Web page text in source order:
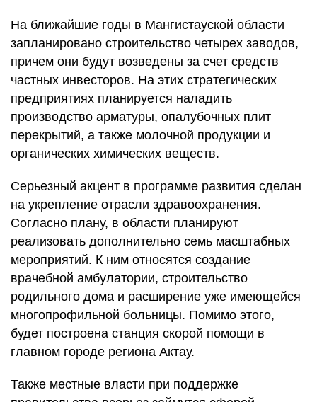
На ближайшие годы в Мангистауской области
запланировано строительство четырех заводов,
причем они будут возведены за счет средств
частных инвесторов. На этих стратегических
предприятиях планируется наладить
производство арматуры, опалубочных плит
перекрытий, а также молочной продукции и
органических химических веществ.
Серьезный акцент в программе развития сделан
на укрепление отрасли здравоохранения.
Согласно плану, в области планируют
реализовать дополнительно семь масштабных
мероприятий. К ним относятся создание
врачебной амбулатории, строительство
родильного дома и расширение уже имеющейся
многопрофильной больницы. Помимо этого,
будет построена станция скорой помощи в
главном городе региона Актау.
Также местные власти при поддержке